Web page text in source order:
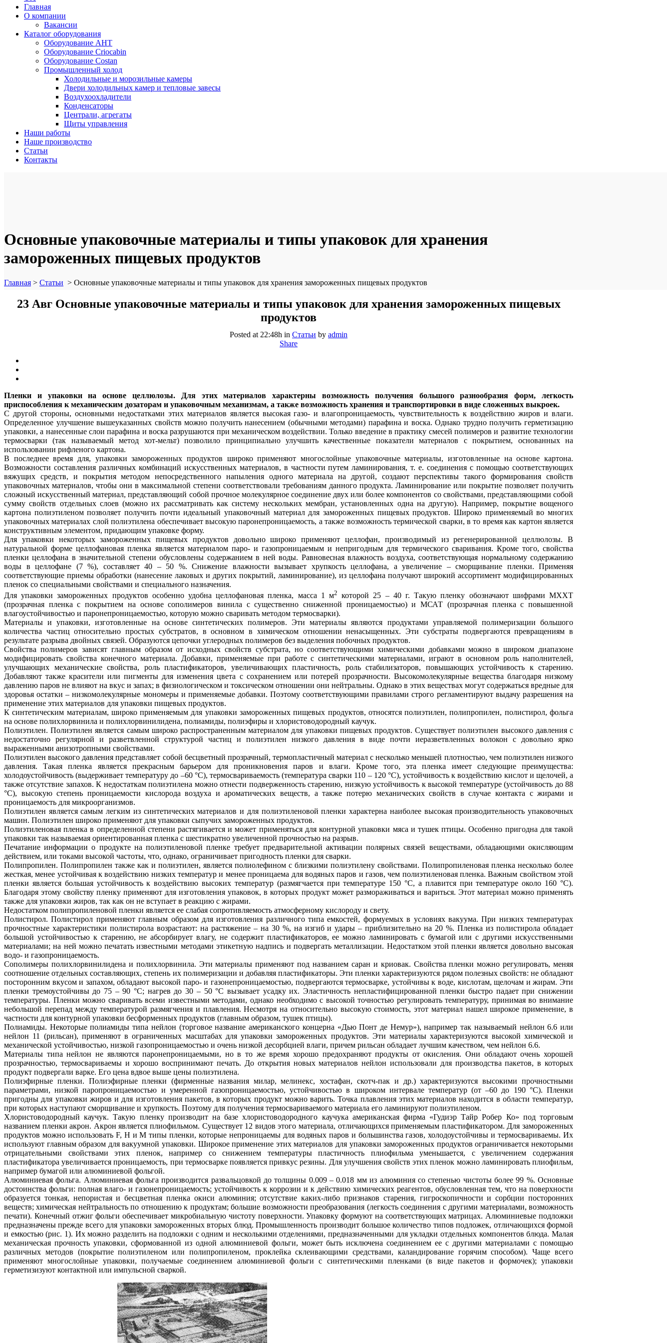
Главная
О компании
Вакансии
Каталог оборудования
Оборудование AHT
Оборудование Criocabin
Оборудование Costan
Промышленный холод
Холодильные и морозильные камеры
Двери холодильных камер и тепловые завесы
Воздухоохладители
Конденсаторы
Централи, агрегаты
Щиты управления
Наши работы
Наше производство
Статьи
Контакты
Основные упаковочные материалы и типы упаковок для хранения
замороженных пищевых продуктов
Главная > Статьи > Основные упаковочные материалы и типы упаковок для хранения замороженных пищевых продуктов
23 АвгОсновные упаковочные материалы и типы упаковок для хранения замороженных пищевых
продуктов
Posted at 22:48h in Статьи by admin
Share
Пленки и упаковки на основе целлюлозы. Для этих материалов характерны возможность получения большого разнообразия форм, легкость
приспособления к механическим дозаторам и упаковочным механизмам, а также возможность хранения и транспортировки в виде сложенных выкроек.
С другой стороны, основными недостатками этих материалов является высокая газо- и влагопроницаемость, чувствительность к воздействию жиров и влаги.
Определенное улучшение вышеуказанных свойств можно получить нанесением (обычными методами) парафина и воска. Однако трудно получить герметизацию
упаковки, а нанесенные слои парафина и воска разрушаются при механическом воздействии. Только введение в практику смесей полимеров и развитие технологии
термосварки (так называемый метод хот-мельт) позволило принципиально улучшить качественные показатели материалов с покрытием, основанных на
использовании рифленого картона.
В последнее время для, упаковки замороженных продуктов широко применяют многослойные упаковочные материалы, изготовленные на основе картона.
Возможности составления различных комбинаций искусственных материалов, в частности путем ламинирования, т. е. соединения с помощью соответствующих
вяжущих средств, и покрытия методом непосредственного напыления одного материала на другой, создают перспективы такого формирования свойств
упаковочных материалов, чтобы они в максимальной степени соответствовали требованиям данного продукта. Ламинирование или покрытие позволяет получить
сложный искусственный материал, представляющий собой прочное молекулярное соединение двух или более компонентов со свойствами, представляющими собой
сумму свойств отдельных слоев (можно их рассматривать как систему нескольких мембран, установленных одна на другую). Например, покрытие вощеного
картона полиэтиленом позволяет получить почти идеальный упаковочный материал для замороженных пищевых продуктов. Широко применяемый во многих
упаковочных материалах слой полиэтилена обеспечивает высокую паронепроницаемость, а также возможность термической сварки, в то время как картон является
конструктивным элементом, придающим упаковке форму.
Для упаковки некоторых замороженных пищевых продуктов довольно широко применяют целлофан, производимый из регенерированной целлюлозы. В
натуральной форме целлофановая пленка является материалом паро- и газопроницаемым и непригодным для термического сваривания. Кроме того, свойства
пленки целлофана в значительной степени обусловлены содержанием в ней воды. Равновесная влажность воздуха, соответствующая нормальному содержанию
воды в целлофане (7 %), составляет 40 – 50 %. Снижение влажности вызывает хрупкость целлофана, а увеличение – сморщивание пленки. Применяя
соответствующие приемы обработки (нанесение лаковых и других покрытий, ламинирование), из целлофана получают широкий ассортимент модифицированных
пленок со специальными свойствами и специального назначения.
Для упаковки замороженных продуктов особенно удобна целлофановая пленка, масса 1 м2 которой 25 – 40 г. Такую пленку обозначают шифрами МХХТ
(прозрачная пленка с покрытием на основе сополимеров винила с существенно сниженной проницаемостью) и МСАТ (прозрачная пленка с повышенной
влагоустойчивостью и паронепроницаемостью, которую можно сваривать методом термосварки).
Материалы и упаковки, изготовленные на основе синтетических полимеров. Эти материалы являются продуктами управляемой полимеризации большого
количества частиц относительно простых субстратов, в основном в химическом отношении ненасыщенных. Эти субстраты подвергаются превращениям в
результате разрыва двойных связей. Образуются цепочки углеродных полимеров без выделения побочных продуктов.
Свойства полимеров зависят главным образом от исходных свойств субстрата, но соответствующими химическими добавками можно в широком диапазоне
модифицировать свойства конечного материала. Добавки, применяемые при работе с синтетическими материалами, играют в основном роль наполнителей,
улучшающих механические свойства, роль пластификаторов, увеличивающих пластичность, роль стабилизаторов, повышающих устойчивость к старению.
Добавляют также красители или пигменты для изменения цвета с сохранением или потерей прозрачности. Высокомолекулярные вещества благодаря низкому
давлению паров не влияют на вкус и запах; в физиологическом и токсическом отношении они нейтральны. Однако в этих веществах могут содержаться вредные для
здоровья остатки – низкомолекулярные мономеры и применяемые добавки. Поэтому соответствующими правилами строго регламентируют выдачу разрешения на
применение этих материалов для упаковки пищевых продуктов.
К синтетическим материалам, широко применяемым для упаковки замороженных пищевых продуктов, относятся полиэтилен, полипропилен, полистирол, фольга
на основе полихлорвинила и полихлорвинилидена, полиамиды, полиэфиры и хлористоводородный каучук.
Полиэтилен. Полиэтилен является самым широко распространенным материалом для упаковки пищевых продуктов. Существует полиэтилен высокого давления с
недостаточно регулярной и разветвленной структурой частиц и полиэтилен низкого давления в виде почти иеразветвленных волокон с довольно ярко
выраженными анизотропными свойствами.
Полиэтилен высокого давления представляет собой бесцветный прозрачный, термопластичный материал с несколько меньшей плотностью, чем полиэтилен низкого
давления. Такая пленка является прекрасным барьером для проникновения паров и влаги. Кроме того, эта пленка имеет следующие преимущества:
холодоустойчивость (выдерживает температуру до –60 °С), термосвариваемость (температура сварки 110 – 120 °С), устойчивость к воздействию кислот и щелочей, а
также отсутствие запахов. К недостаткам полиэтилена можно отнести подверженность старению, низкую устойчивость к высокой температуре (устойчивость до 88
°С), высокую степень проницаемости кислорода воздуха и ароматических веществ, а также потерю механических свойств в случае контакта с жирами и
проницаемость для микроорганизмов.
Полиэтилен является самым легким из синтетических материалов и для полиэтиленовой пленки характерна наиболее высокая производительность упаковочных
машин. Полиэтилен широко применяют для упаковки сыпучих замороженных продуктов.
Полиэтиленовая пленка в определенной степени растягивается и может применяться для контурной упаковки мяса и тушек птицы. Особенно пригодна для такой
упаковки так называемая ориентированная пленка с шестикратно увеличенной прочностью на разрыв.
Печатание информации о продукте на полиэтиленовой пленке требует предварительной активации полярных связей веществами, обладающими окисляющим
действием, или токами высокой частоты, что, однако, ограничивает пригодность пленки для сварки.
Полипропилен. Полипропилен также как и полиэтилен, является полиолефином с близкими полиэтилену свойствами. Полипропиленовая пленка несколько более
жесткая, менее устойчивая к воздействию низких температур и менее проницаема для водяных паров и газов, чем полиэтиленовая пленка. Важным свойством этой
пленки является большая устойчивость к воздействию высоких температур (размягчается при температуре 150 °С, а плавится при температуре около 160 °С).
Благодаря этому свойству пленку применяют для изготовления упаковок, в которых продукт может размораживаться и вариться. Этот материал можно применять
также для упаковки жиров, так как он не вступает в реакцию с жирами.
Недостатком полипропиленовой пленки является ее слабая сопротивляемость атмосферному кислороду и свету.
Полистирол. Полистирол применяют главным образом для изготовления различного типа емкостей, формуемых в условиях вакуума. При низких температурах
прочностные характеристики полистирола возрастают: на растяжение – на 30 %, на изгиб и удары – приблизительно на 20 %. Пленка из полистирола обладает
большой устойчивостью к старению, не абсорбирует влагу, не содержит пластификаторов, ее можно ламинировать с бумагой или с другими искусственными
материалами; на ней можно печатать известными методами этикетную надпись и подвергать металлизации. Недостатком этой пленки является довольно высокая
водо- и газопроницаемость.
Сополимеры полихлорвинилидена и полихлорвинила. Эти материалы применяют под названием саран и криовак. Свойства пленки можно регулировать, меняя
соотношение отдельных составляющих, степень их полимеризации и добавляя пластификаторы. Эти пленки характеризуются рядом полезных свойств: не обладают
посторонним вкусом и запахом, обладают высокой паро- и газонепроницаемостью, подвергаются термосварке, устойчивы к воде, кислотам, щелочам и жирам. Эти
пленки тремоустойчивы до 75 – 90 °С; нагрев до 30 – 50 °С вызывает усадку их. Эластичность непластифицированной пленки быстро падает при снижении
температуры. Пленки можно сваривать всеми известными методами, однако необходимо с высокой точностью регулировать температуру, принимая во внимание
небольшой перепад между температурой размягчения и плавления. Несмотря на относительно высокую стоимость, этот материал нашел широкое применение, в
частности для контурной упаковки бесформенных продуктов (главным образом, тушек птицы).
Полиамиды. Некоторые полиамиды типа нейлон (торговое название американского концерна «Дью Понт де Немур»), например так называемый нейлон 6.6 или
нейлон 11 (рильсан), применяют в ограниченных масштабах для упаковки замороженных продуктов. Эти материалы характеризуются высокой химической и
механической устойчивостью, низкой газопроницаемостью и очень низкой десорбцией влаги, причем рильсан обладает лучшим качеством, чем нейлон 6.6.
Материалы типа нейлон не являются паронепроницаемыми, но в то же время хорошо предохраняют продукты от окисления. Они обладают очень хорошей
прозрачностью, термосвариваемы и хорошо воспринимают печать. До открытия новых материалов нейлон использовали для производства пакетов, в которых
продукт подвергали варке. Его цена вдвое выше цены полиэтилена.
Полиэфирные пленки. Полиэфирные пленки (фирменные названия милар, мелинекс, хостафан, скотч-пак и др.) характеризуются высокими прочностными
параметрами, низкой паропроницаемостью и умеренной газопроницаемостью, устойчивостью в широком интервале температур (от –60 до 190 °С). Пленки
пригодны для упаковки жиров и для изготовления пакетов, в которых продукт можно варить. Точка плавления этих материалов находится в области температур,
при которых наступают сморщивание и хрупкость. Поэтому для получения термосвариваемого материала его ламинируют полиэтиленом.
Хлористоводородный каучук. Такую пленку производит на базе хлористоводородного каучука американская фирма «Гудиэр Тайр Робер Ко» под торговым
названием пленки акрон. Акрон является плиофильмом. Существует 12 видов этого материала, отличающихся применяемым пластификатором. Для замороженных
продуктов можно использовать F, Н и М типы пленки, которые непроницаемы для водяных паров и большинства газов, холодоустойчивы и термосвариваемы. Их
используют главным образом для вакуумной упаковки. Широкое применение этих материалов для упаковки замороженных продуктов ограничивается некоторыми
отрицательными свойствами этих пленок, например со снижением температуры пластичность плиофильма уменьшается, с увеличением содержания
пластификатора увеличивается проницаемость, при термосварке появляется привкус резины. Для улучшения свойств этих пленок можно ламинировать плиофильм,
например бумагой или алюминиевой фольгой.
Алюминиевая фольга. Алюминиевая фольга производится развальцовкой до толщины 0.009 – 0.018 мм из алюминия со степенью чистоты более 99 %. Основные
достоинства фольги: полная влаго- и газонепроницаемость; устойчивость к коррозии и к действию химических реагентов, обусловленная тем, что на поверхности
образуется тонкая, непористая и бесцветная пленка окиси алюминия; отсутствие каких-либо признаков старения, гигроскопичности и сорбции посторонних
веществ; химическая нейтральность по отношению к продуктам; большие возможности преобразования (легкость соединения с другими материалами, возможность
печати). Конечный отжиг фольги обеспечивает микробиальную чистоту поверхности. Упаковку формуют на соответствующих матрицах. Алюминиевые подложки
предназначены прежде всего для упаковки замороженных вторых блюд. Промышленность производит большое количество типов подложек, отличающихся формой
и емкостью (рис. 1). Их можно разделить на подложки с одним и несколькими отделениями, предназначенными для укладки отдельных компонентов блюда. Малая
механическая прочность упаковки, сформованной из одной алюминиевой фольги, может быть исключена соединением ее с другими материалами с помощью
различных методов (покрытие полиэтиленом или полипропиленом, проклейка склеивающими средствами, каландирование горячим способом). Чаще всего
применяют многослойные упаковки, получаемые соединением алюминиевой фольги с синтетическими пленками (в виде пакетов и формочек); упаковки
герметизизуют контактной или импульсной сваркой.